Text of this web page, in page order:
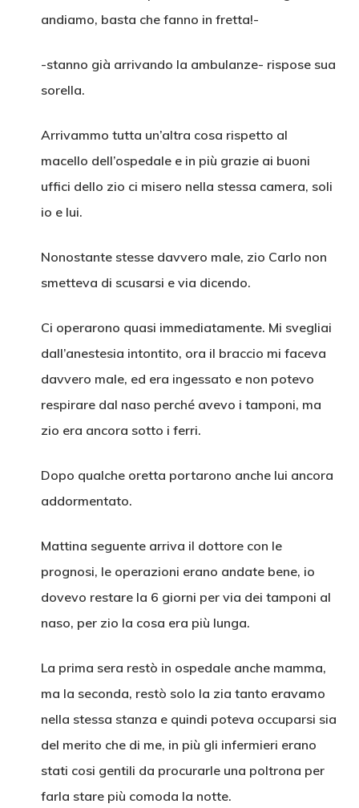
andiamo, basta che fanno in fretta!-
-stanno già arrivando la ambulanze- rispose sua
sorella.
Arrivammo tutta un’altra cosa rispetto al
macello dell’ospedale e in più grazie ai buoni
uffici dello zio ci misero nella stessa camera, soli
io e lui.
Nonostante stesse davvero male, zio Carlo non
smetteva di scusarsi e via dicendo.
Ci operarono quasi immediatamente. Mi svegliai
dall’anestesia intontito, ora il braccio mi faceva
davvero male, ed era ingessato e non potevo
respirare dal naso perché avevo i tamponi, ma
zio era ancora sotto i ferri.
Dopo qualche oretta portarono anche lui ancora
addormentato.
Mattina seguente arriva il dottore con le
prognosi, le operazioni erano andate bene, io
dovevo restare la 6 giorni per via dei tamponi al
naso, per zio la cosa era più lunga.
La prima sera restò in ospedale anche mamma,
ma la seconda, restò solo la zia tanto eravamo
nella stessa stanza e quindi poteva occuparsi sia
del merito che di me, in più gli infermieri erano
stati cosi gentili da procurarle una poltrona per
farla stare più comoda la notte.